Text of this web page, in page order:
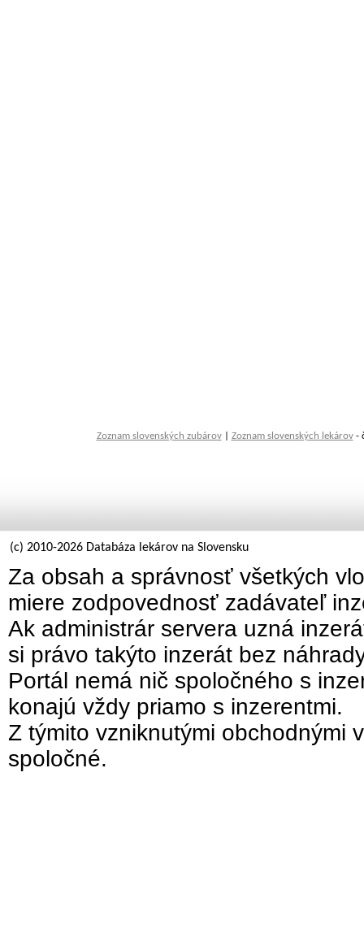
Zoznam slovenských zubárov| Zoznam slovenských lekárov-
(c) 2010-2026 Databáza lekárov na Slovensku
Za obsah a správnosť všetkých
miere zodpovednosť zadávateľ
Ak administrár servera uzná
si právo takýto inzerát bez
Portál nemá nič spoločného s
konajú vždy priamo s inzerentmi.
Z týmito vzniknutými obchodnými
spoločné.